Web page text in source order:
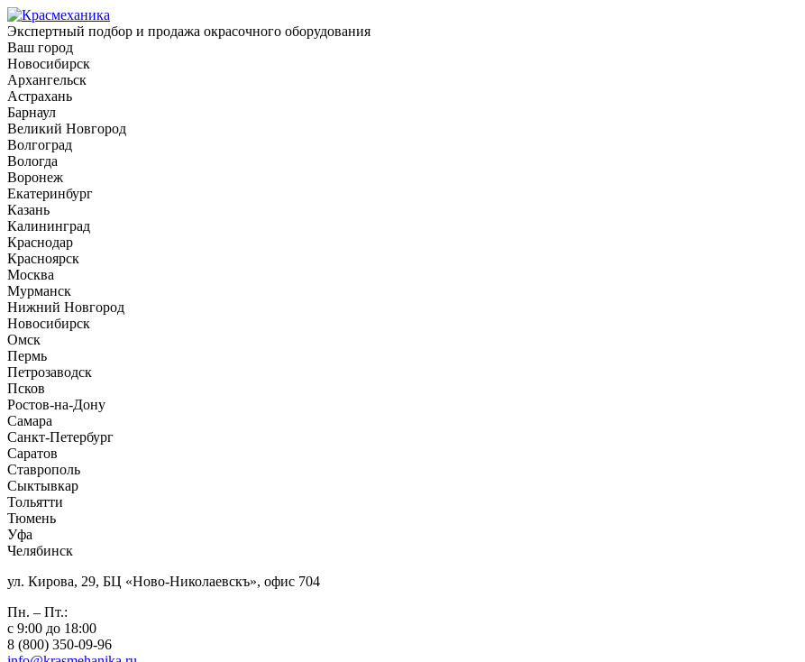
Экспертный подбор и продажа окрасочного оборудования
Ваш город
Новосибирск
Архангельск
Астрахань
Барнаул
Великий Новгород
Волгоград
Вологда
Воронеж
Екатеринбург
Казань
Калининград
Краснодар
Красноярск
Москва
Мурманск
Нижний Новгород
Новосибирск
Омск
Пермь
Петрозаводск
Псков
Ростов-на-Дону
Самара
Санкт-Петербург
Саратов
Ставрополь
Сыктывкар
Тольятти
Тюмень
Уфа
Челябинск
ул. Кирова, 29, БЦ «Ново-Николаевскъ», офис 704
Пн. – Пт.:
с 9:00 до 18:00
8 (800) 350-09-96